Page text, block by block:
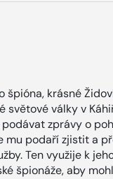
špióna, krásné
světové války v
podávat zprávy o
mu podaří zjistit a
Ten využije k
špionáže, aby